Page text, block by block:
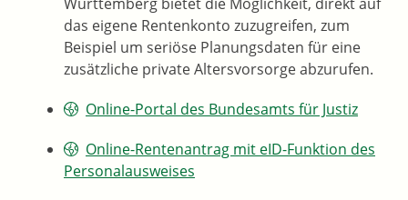
das eigene Rentenkonto zuzugreifen, zum
Beispiel um seriöse Planungsdaten für eine
zusätzliche private Altersvorsorge abzurufen.
Online-Portal des Bundesamts für Justiz
Online-Rentenantrag mit eID-Funktion des
Personalausweises